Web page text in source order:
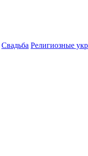
Свадьба Религиозные